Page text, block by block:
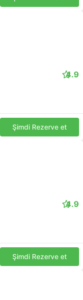
4.9
Şimdi Rezerve et
4.9
Şimdi Rezerve et